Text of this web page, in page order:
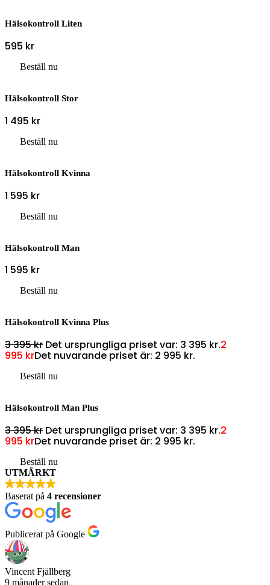
Hälsokontroll Liten
595 kr
Beställ nu
Hälsokontroll Stor
1 495 kr
Beställ nu
Hälsokontroll Kvinna
1 595 kr
Beställ nu
Hälsokontroll Man
1 595 kr
Beställ nu
Hälsokontroll Kvinna Plus
3 395kr Det ursprungliga priset var: 3 395 kr.2
995 krDet nuvarande priset är: 2 995 kr.
Beställ nu
Hälsokontroll Man Plus
3 395kr Det ursprungliga priset var: 3 395 kr.2
995 krDet nuvarande priset är: 2 995 kr.
Beställ nu
UTMÄRKT
Baserat på 4 recensioner
Publicerat på Google
Vincent Fjällberg
9 månader sedan